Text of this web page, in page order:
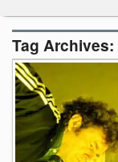
Contatti
dT in English
Tag Archives: